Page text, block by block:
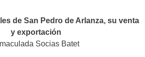
de San Pedro de Arlanza, su venta
y exportación
Socias Batet